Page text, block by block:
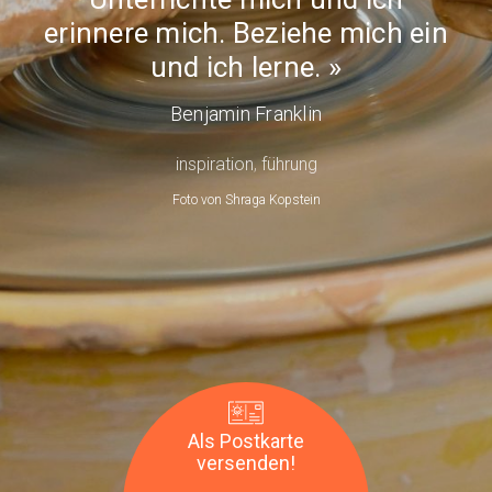
anzeigenMother's
day
und
ich
lerne.
—
Benjamin
erinnere mich. Beziehe mich ein
und ich lerne.
Benjamin Franklin
inspiration,führung
Foto von Shraga Kopstein
Als Postkarte
versenden!